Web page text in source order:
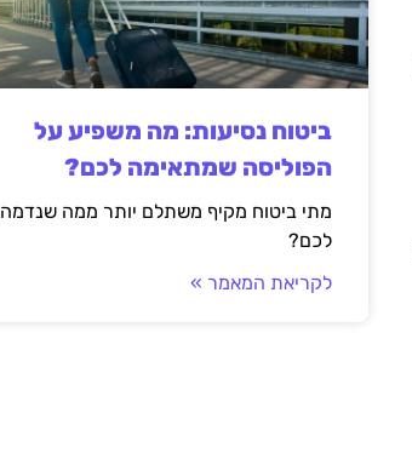
ביטוח נסיעות: מה משפיע על
הפוליסה שמתאימה לכם?
מתי ביטוח מקיף משתלם יותר ממה שנדמה
לכם?
לקריאת המאמר »